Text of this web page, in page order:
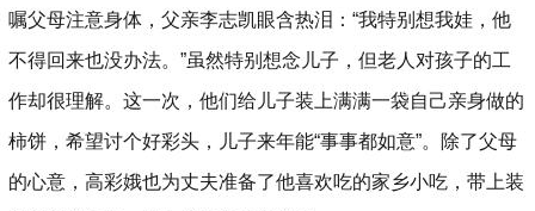
嘱父母注意身体，父亲李志凯眼含热泪：“我特别想我娃，他
不得回来也没办法。”虽然特别想念儿子，但老人对孩子的工
作却很理解。这一次，他们给儿子装上满满一袋自己亲身做的
柿饼，希望讨个好彩头，儿子来年能“事事都如意”。除了父母
的心意，高彩娥也为丈夫准备了他喜欢吃的家乡小吃，带上装